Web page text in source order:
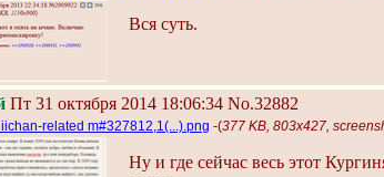
Вся суть.
Пт 31 октября 2014 18:06:34 No.32882
related m#327812,1(...).png -(377 KB, 803x427,
Ну и где сейчас весь этот